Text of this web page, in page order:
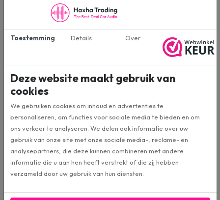
Aantal kanalen:
MAX vermogen: 1200W
RMS Vermogen 2x 4Ω 250W
Toestemming Details Over
Deze website maakt gebruik van
cookies
We gebruiken cookies om inhoud en advertenties te
personaliseren, om functies voor sociale media te bieden en om
ons verkeer te analyseren. We delen ook informatie over uw
gebruik van onze site met onze sociale media-, reclame- en
analysepartners, die deze kunnen combineren met andere
informatie die u aan hen heeft verstrekt of die zij hebben
verzameld door uw gebruik van hun diensten.